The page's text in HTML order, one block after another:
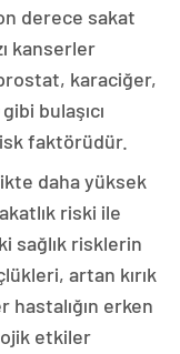
derece sakat
kanserler
karaciğer,
bulaşıcı
faktörüdür.
daha yüksek
riski ile
sağlık risklerin
artan kırık
erken
etkiler